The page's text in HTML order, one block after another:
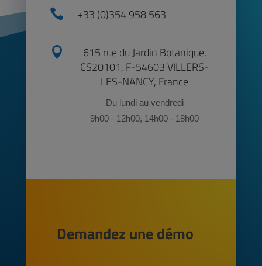
 +33 (0)354 958 563

615 rue du Jardin Botanique,
CS20101, F-54603 VILLERS-
LES-NANCY, France
Du lundi au vendredi
9h00 - 12h00, 14h00 - 18h00
Demandez une démo